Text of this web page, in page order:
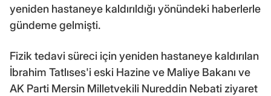
yeniden hastaneye kaldırıldığı yönündeki haberlerle
gündeme gelmişti.
Fizik tedavi süreci için yeniden hastaneye kaldırılan
İbrahim Tatlıses'i eski Hazine ve Maliye Bakanı ve
AK Parti Mersin Milletvekili Nureddin Nebati ziyaret